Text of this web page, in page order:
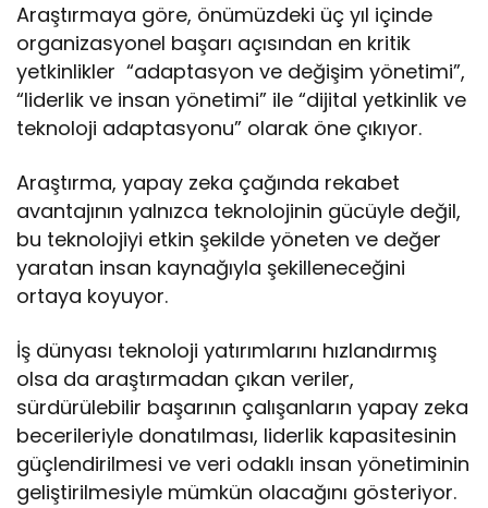
Araştırmaya göre, önümüzdeki üç yıl içinde
organizasyonel başarı açısından en kritik
yetkinlikler “adaptasyon ve değişim yönetimi”,
“liderlik ve insan yönetimi” ile “dijital yetkinlik ve
teknoloji adaptasyonu” olarak öne çıkıyor.
Araştırma, yapay zeka çağında rekabet
avantajının yalnızca teknolojinin gücüyle değil,
bu teknolojiyi etkin şekilde yöneten ve değer
yaratan insan kaynağıyla şekilleneceğini
ortaya koyuyor.
İş dünyası teknoloji yatırımlarını hızlandırmış
olsa da araştırmadan çıkan veriler,
sürdürülebilir başarının çalışanların yapay zeka
becerileriyle donatılması, liderlik kapasitesinin
güçlendirilmesi ve veri odaklı insan yönetiminin
geliştirilmesiyle mümkün olacağını gösteriyor.